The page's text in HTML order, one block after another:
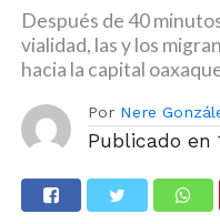
Después de 40
vialidad, las y los
hacia la capital
Por Nere
Publicado en